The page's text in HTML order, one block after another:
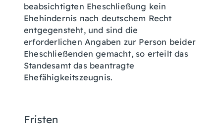
beabsichtigten Eheschließung kein
Ehehindernis nach deutschem Recht
entgegensteht, und sind die
erforderlichen Angaben zur Person beider
Eheschließenden gemacht, so erteilt das
Standesamt das beantragte
Ehefähigkeitszeugnis.
Fristen